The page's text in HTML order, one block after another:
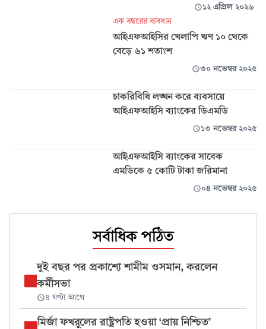
১২ এপ্রিল ২০২৬
এক বছরের ব্যবধান
আইএফআইসির খেলাপি ঋণ ১০ থেকে
বেড়ে ৬১ শতাংশ
৩০ নভেম্বর ২০২৫
চাকরিবিধি লঙ্ঘন করে ব্যবসায়ে
আইএফআইসি ব্যাংকের ডিএমডি
১৩ নভেম্বর ২০২৫
আইএফআইসি ব্যাংকের সাবেক
এমডিকে ৫ কোটি টাকা জরিমানা
০৪ নভেম্বর ২০২৫
সর্বাধিক পঠিত
দুই বছর পর প্রকাশ্যে শামীম ওসমান, করলেন
কর্মীসভা
৪ ঘণ্টা আগে
মির্জা ফখরুলের রাষ্ট্রপতি হওয়া ‘প্রায় নিশ্চিত’